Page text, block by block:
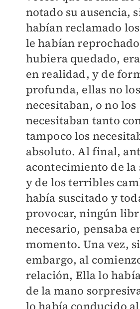
notado su ausencia,
habían reclamado
le habían
hubiera quedado,
en realidad, y de
profunda, ellas no los
necesitaban, o no los
necesitaban tanto
tampoco los
absoluto. Al final,
acontecimiento de la
y de los terribles
había suscitado y
provocar, ningún
necesario, pensaba
momento. Una vez,
embargo, al
relación, Ella lo
de la mano